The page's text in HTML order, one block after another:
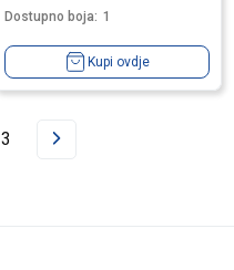
Dostupno boja: 1
Kupi ovdje
3